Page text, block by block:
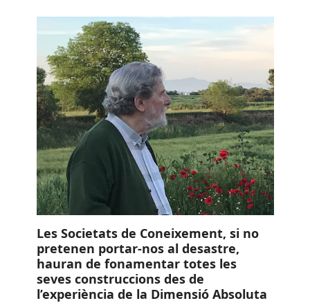
Les Societats de Coneixement, si no
pretenen portar-nos al desastre,
hauran de fonamentar totes les
seves construccions des de
l’experiència de la Dimensió Absoluta